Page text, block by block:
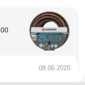
08.06.2020
под давлением